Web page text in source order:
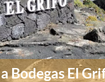
Bodegas El